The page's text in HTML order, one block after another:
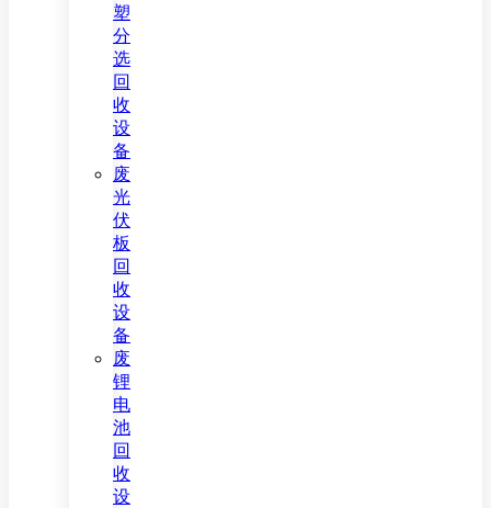
塑
分
选
回
收
设
备
废
光
伏
板
回
收
设
备
废
锂
电
池
回
收
设